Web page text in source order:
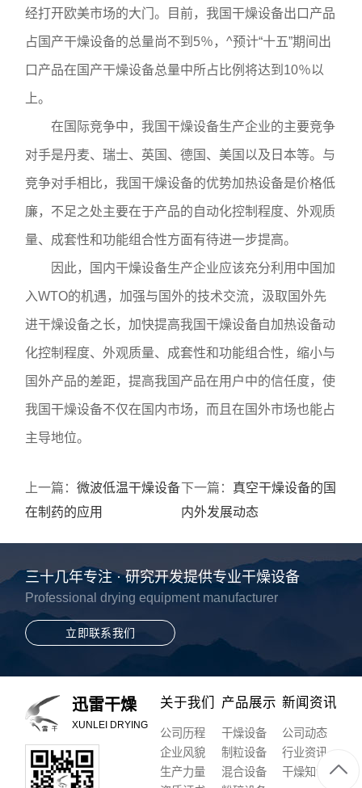
经打开欧美市场的大门。目前，我国干燥设备出口产品
占国产干燥设备的总量尚不到5％，^预计“十五”期间出
口产品在国产干燥设备总量中所占比例将达到10％以
上。
在国际竞争中，我国干燥设备生产企业的主要竞争
对手是丹麦、瑞士、英国、德国、美国以及日本等。与
竞争对手相比，我国干燥设备的优势加热设备是价格低
廉，不足之处主要在于产品的自动化控制程度、外观质
量、成套性和功能组合性方面有待进一步提高。
因此，国内干燥设备生产企业应该充分利用中国加
入WTO的机遇，加强与国外的技术交流，汲取国外先
进干燥设备之长，加快提高我国干燥设备自加热设备动
化控制程度、外观质量、成套性和功能组合性，缩小与
国外产品的差距，提高我国产品在用户中的信任度，使
我国干燥设备不仅在国内市场，而且在国外市场也能占
主导地位。
上一篇：微波低温干燥设备
在制药的应用
下一篇： 真空干燥设备的国
内外发展动态
三十几年专注 · 研究开发提供专业干燥设备
Professional drying equipment manufacturer
立即联系我们
迅雷干燥
XUNLEI DRYING
关于我们
公司历程
企业风貌
生产力量
产品展示
干燥设备
制粒设备
混合设备
新闻资讯
公司动态
行业资讯
干燥知识